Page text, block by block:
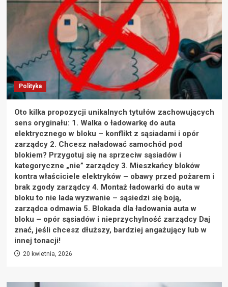
Polityka
Oto kilka propozycji unikalnych tytułów zachowujących
sens oryginału: 1. Walka o ładowarkę do auta
elektrycznego w bloku – konflikt z sąsiadami i opór
zarządcy 2. Chcesz naładować samochód pod
blokiem? Przygotuj się na sprzeciw sąsiadów i
kategoryczne „nie” zarządcy 3. Mieszkańcy bloków
kontra właściciele elektryków – obawy przed pożarem i
brak zgody zarządcy 4. Montaż ładowarki do auta w
bloku to nie lada wyzwanie – sąsiedzi się boją,
zarządca odmawia 5. Blokada dla ładowania auta w
bloku – opór sąsiadów i nieprzychylność zarządcy Daj
znać, jeśli chcesz dłuższy, bardziej angażujący lub w
innej tonacji!
20 kwietnia, 2026